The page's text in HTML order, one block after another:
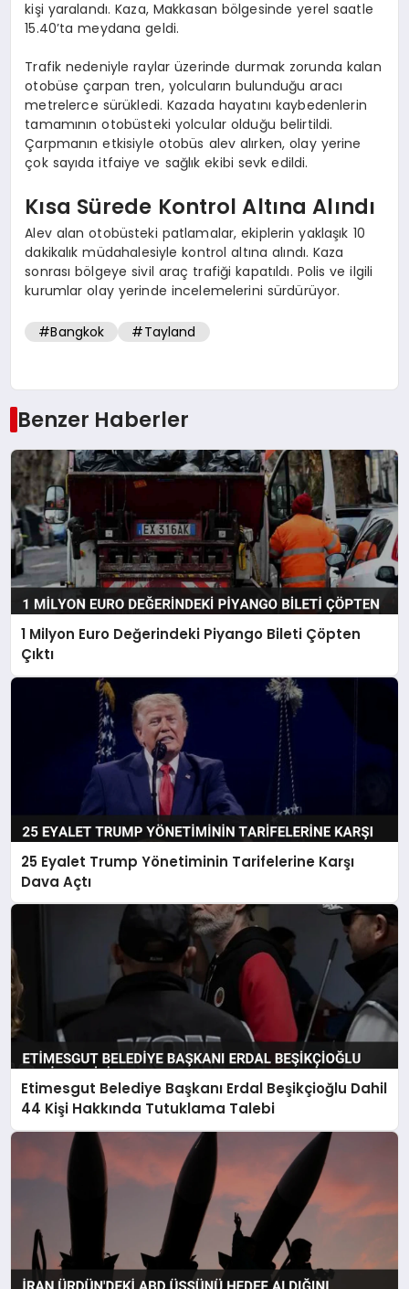
kişi yaralandı. Kaza, Makkasan bölgesinde yerel saatle
15.40’ta meydana geldi.
Trafik nedeniyle raylar üzerinde durmak zorunda kalan
otobüse çarpan tren, yolcuların bulunduğu aracı
metrelerce sürükledi. Kazada hayatını kaybedenlerin
tamamının otobüsteki yolcular olduğu belirtildi.
Çarpmanın etkisiyle otobüs alev alırken, olay yerine
çok sayıda itfaiye ve sağlık ekibi sevk edildi.
Kısa Sürede Kontrol Altına Alındı
Alev alan otobüsteki patlamalar, ekiplerin yaklaşık 10
dakikalık müdahalesiyle kontrol altına alındı. Kaza
sonrası bölgeye sivil araç trafiği kapatıldı. Polis ve ilgili
kurumlar olay yerinde incelemelerini sürdürüyor.
#Bangkok #Tayland
Benzer Haberler
1 Milyon Euro Değerindeki Piyango Bileti Çöpten
Çıktı
25 Eyalet Trump Yönetiminin Tarifelerine Karşı
Dava Açtı
Etimesgut Belediye Başkanı Erdal Beşikçioğlu Dahil
44 Kişi Hakkında Tutuklama Talebi